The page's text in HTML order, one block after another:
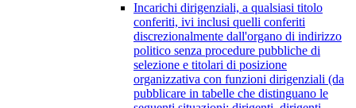
Incarichi dirigenziali, a qualsiasi titolo
conferiti, ivi inclusi quelli conferiti
discrezionalmente dall'organo di indirizzo
politico senza procedure pubbliche di
selezione e titolari di posizione
organizzativa con funzioni dirigenziali (da
pubblicare in tabelle che distinguano le